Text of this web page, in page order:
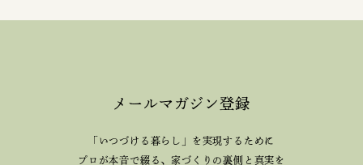
メールマガジン登録
「いつづける暮らし」を実現するために
プロが本音で綴る、家づくりの裏側と真実を